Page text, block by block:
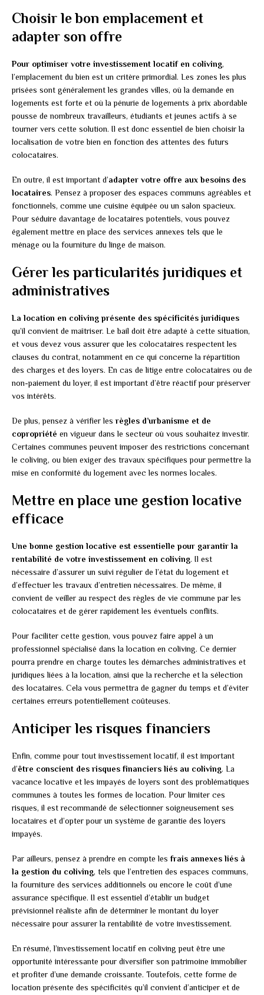
Choisir le bon emplacement et
adapter son offre
Pour optimiser votre investissement locatif en coliving,
l’emplacement du bien est un critère primordial. Les zones les plus
prisées sont généralement les grandes villes, où la demande en
logements est forte et où la pénurie de logements à prix abordable
pousse de nombreux travailleurs, étudiants et jeunes actifs à se
tourner vers cette solution. Il est donc essentiel de bien choisir la
localisation de votre bien en fonction des attentes des futurs
colocataires.
En outre, il est important d’adapter votre offre aux besoins des
locataires. Pensez à proposer des espaces communs agréables et
fonctionnels, comme une cuisine équipée ou un salon spacieux.
Pour séduire davantage de locataires potentiels, vous pouvez
également mettre en place des services annexes tels que le
ménage ou la fourniture du linge de maison.
Gérer les particularités juridiques et
administratives
La location en coliving présente des spécificités juridiques
qu’il convient de maîtriser. Le bail doit être adapté à cette situation,
et vous devez vous assurer que les colocataires respectent les
clauses du contrat, notamment en ce qui concerne la répartition
des charges et des loyers. En cas de litige entre colocataires ou de
non-paiement du loyer, il est important d’être réactif pour préserver
vos intérêts.
De plus, pensez à vérifier les règles d’urbanisme et de
copropriété en vigueur dans le secteur où vous souhaitez investir.
Certaines communes peuvent imposer des restrictions concernant
le coliving, ou bien exiger des travaux spécifiques pour permettre la
mise en conformité du logement avec les normes locales.
Mettre en place une gestion locative
efficace
Une bonne gestion locative est essentielle pour garantir la
rentabilité de votre investissement en coliving. Il est
nécessaire d’assurer un suivi régulier de l’état du logement et
d’effectuer les travaux d’entretien nécessaires. De même, il
convient de veiller au respect des règles de vie commune par les
colocataires et de gérer rapidement les éventuels conflits.
Pour faciliter cette gestion, vous pouvez faire appel à un
professionnel spécialisé dans la location en coliving. Ce dernier
pourra prendre en charge toutes les démarches administratives et
juridiques liées à la location, ainsi que la recherche et la sélection
des locataires. Cela vous permettra de gagner du temps et d’éviter
certaines erreurs potentiellement coûteuses.
Anticiper les risques financiers
Enfin, comme pour tout investissement locatif, il est important
d’être conscient des risques financiers liés au coliving. La
vacance locative et les impayés de loyers sont des problématiques
communes à toutes les formes de location. Pour limiter ces
risques, il est recommandé de sélectionner soigneusement ses
locataires et d’opter pour un système de garantie des loyers
impayés.
Par ailleurs, pensez à prendre en compte les frais annexes liés à
la gestion du coliving, tels que l’entretien des espaces communs,
la fourniture des services additionnels ou encore le coût d’une
assurance spécifique. Il est essentiel d’établir un budget
prévisionnel réaliste afin de déterminer le montant du loyer
nécessaire pour assurer la rentabilité de votre investissement.
En résumé, l’investissement locatif en coliving peut être une
opportunité intéressante pour diversifier son patrimoine immobilier
et profiter d’une demande croissante. Toutefois, cette forme de
location présente des spécificités qu’il convient d’anticiper et de